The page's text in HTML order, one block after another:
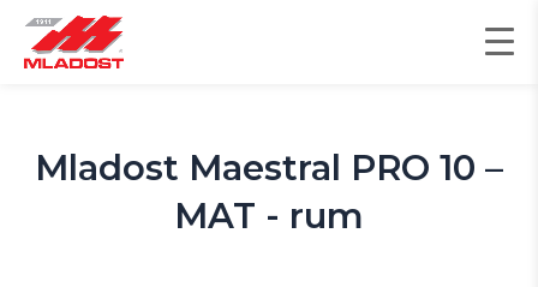
Skip
content
Mladost Maestral PRO 10 –
MAT - rum